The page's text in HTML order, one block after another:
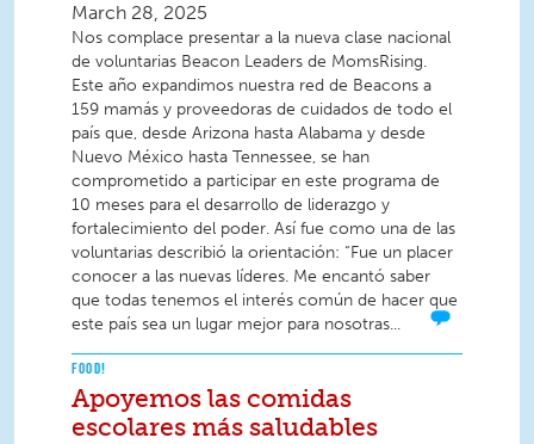
March 28, 2025
Nos complace presentar a la nueva clase nacional
de voluntarias Beacon Leaders de MomsRising.
Este año expandimos nuestra red de Beacons a
159 mamás y proveedoras de cuidados de todo el
país que, desde Arizona hasta Alabama y desde
Nuevo México hasta Tennessee, se han
comprometido a participar en este programa de
10 meses para el desarrollo de liderazgo y
fortalecimiento del poder. Así fue como una de las
voluntarias describió la orientación: “Fue un placer
conocer a las nuevas líderes. Me encantó saber
que todas tenemos el interés común de hacer que
este país sea un lugar mejor para nosotras...
FOOD!
Apoyemos las comidas
escolares más saludables